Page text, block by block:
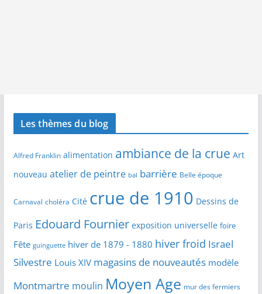
Les thèmes du blog
Alfred Franklin alimentation ambiance de la crue Art
nouveau atelier de peintre bal barrière Belle époque
Carnaval choléra Cité crue de 1910 Dessins de
Paris Edouard Fournier exposition universelle foire
Fête guinguette hiver de 1879 - 1880 hiver froid Israel
Silvestre Louis XIV magasins de nouveautés modèle
Montmartre moulin Moyen Age mur des fermiers